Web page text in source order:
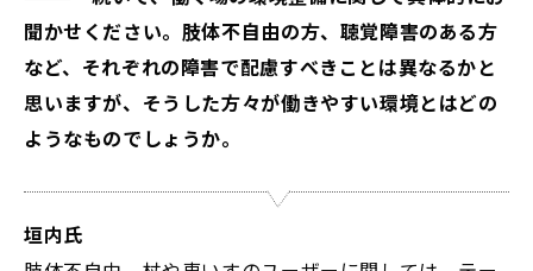
聞かせください。肢体不自由の方、聴覚障害のある方
など、それぞれの障害で配慮すべきことは異なるかと
思いますが、そうした方々が働きやすい環境とはどの
ようなものでしょうか。
垣内氏